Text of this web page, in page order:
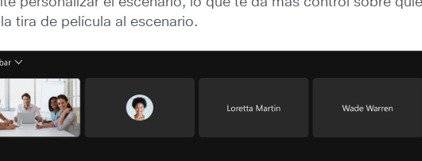
tira de película al escenario.